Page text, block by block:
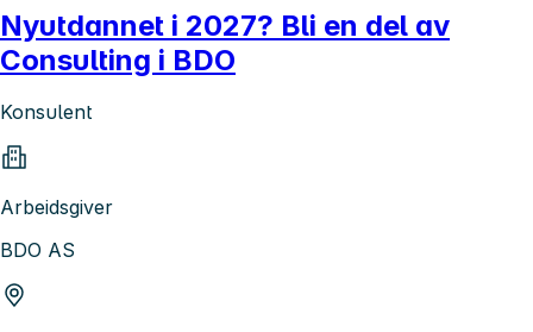
Nyutdannet i 2027? Bli en del av
Consulting i BDO
Konsulent
Arbeidsgiver
BDO AS